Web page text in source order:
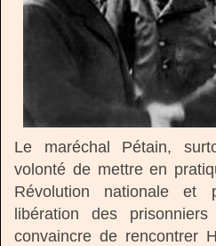
Le maréchal Pétain,
volonté de mettre en
Révolution nationale et
libération des
convaincre de rencontrer